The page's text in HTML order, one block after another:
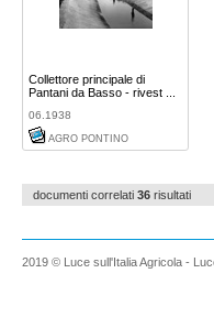
Collettore principale di
Pantani da Basso - rivest ...
06.1938
AGRO PONTINO
documenti correlati 36 risultati
2019 © Luce sull'Italia Agricola -